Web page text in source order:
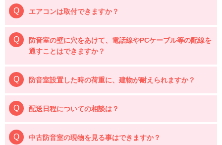
エアコンは取付できますか？
防音室の壁に穴をあけて、電話線やPCケーブル等の配線を
通すことはできますか？
防音室設置した時の荷重に、建物が耐えられますか？
配送日程についての相談は？
中古防音室の現物を見る事はできますか？